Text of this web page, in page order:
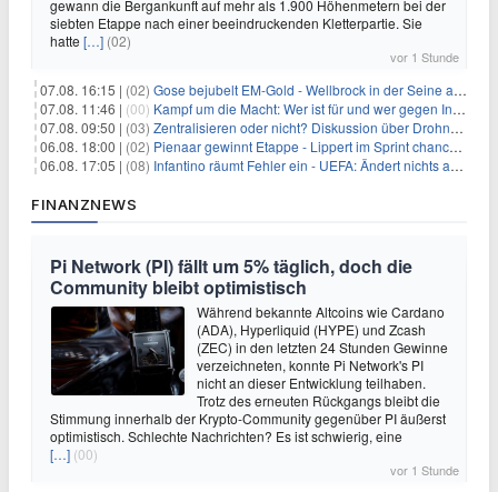
gewann die Bergankunft auf mehr als 1.900 Höhenmetern bei der
siebten Etappe nach einer beeindruckenden Kletterpartie. Sie
hatte […] (02)
vor 1 Stunde
07.08. 16:15 | (02) Gose bejubelt EM-Gold - Wellbrock in der Seine ausgebremst
07.08. 11:46 | (00) Kampf um die Macht: Wer ist für und wer gegen Infantino?
07.08. 09:50 | (03) Zentralisieren oder nicht? Diskussion über Drohnenabwehr
06.08. 18:00 | (02) Pienaar gewinnt Etappe - Lippert im Sprint chancenlos
06.08. 17:05 | (08) Infantino räumt Fehler ein - UEFA: Ändert nichts an Boykott
FINANZNEWS
Pi Network (PI) fällt um 5% täglich, doch die
Community bleibt optimistisch
Während bekannte Altcoins wie Cardano
(ADA), Hyperliquid (HYPE) und Zcash
(ZEC) in den letzten 24 Stunden Gewinne
verzeichneten, konnte Pi Network's PI
nicht an dieser Entwicklung teilhaben.
Trotz des erneuten Rückgangs bleibt die
Stimmung innerhalb der Krypto-Community gegenüber PI äußerst
optimistisch. Schlechte Nachrichten? Es ist schwierig, eine
[…] (00)
vor 1 Stunde